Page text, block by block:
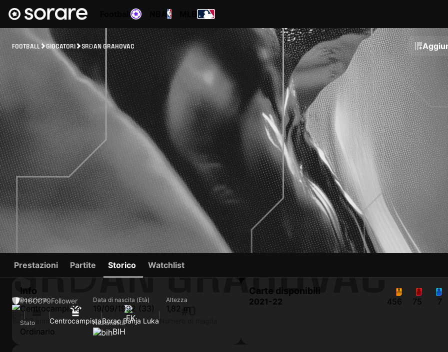
FOOTBALL GIOCATORI SRĐAN GRAHOVAC
SRĐAN GRAHOVAC
#16CC79Follower
BIH33 anni CentrocampistaBorac Banja Luka
#0
Prestazioni Partite Storico Watchlist
Info
Posizione
Centrocampista
Data di nascita (Età)
19/09/1992 (33)
Altezza
1,82 m
Stato
Ordinario
Nazionalità
BIH
Carte disponibili
2021-22 456 75 7